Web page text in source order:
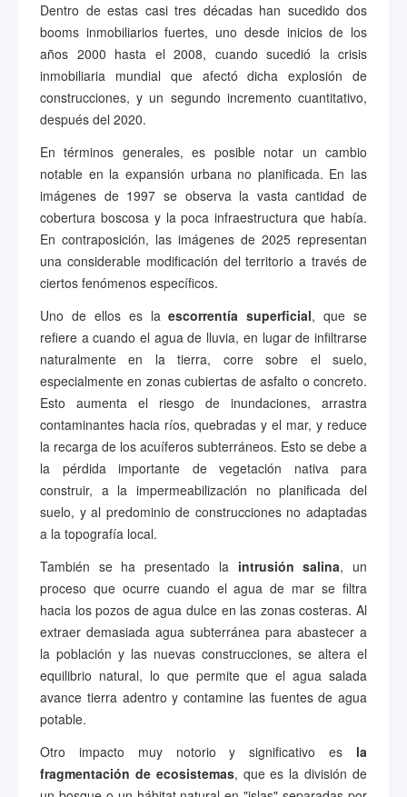
Dentro de estas casi tres décadas han sucedido dos
booms inmobiliarios fuertes, uno desde inicios de los
años 2000 hasta el 2008, cuando sucedió la crisis
inmobiliaria mundial que afectó dicha explosión de
construcciones, y un segundo incremento cuantitativo,
después del 2020.
En términos generales, es posible notar un cambio
notable en la expansión urbana no planificada. En las
imágenes de 1997 se observa la vasta cantidad de
cobertura boscosa y la poca infraestructura que había.
En contraposición, las imágenes de 2025 representan
una considerable modificación del territorio a través de
ciertos fenómenos específicos.
Uno de ellos es laescorrentía superficial, que se
refiere a cuando el agua de lluvia, en lugar de infiltrarse
naturalmente en la tierra, corre sobre el suelo,
especialmente en zonas cubiertas de asfalto o concreto.
Esto aumenta el riesgo de inundaciones, arrastra
contaminantes hacia ríos, quebradas y el mar, y reduce
la recarga de los acuíferos subterráneos. Esto se debe a
la pérdida importante de vegetación nativa para
construir, a la impermeabilización no planificada del
suelo, y al predominio de construcciones no adaptadas
a la topografía local.
También se ha presentado la intrusión salina, un
proceso que ocurre cuando el agua de mar se filtra
hacia los pozos de agua dulce en las zonas costeras. Al
extraer demasiada agua subterránea para abastecer a
la población y las nuevas construcciones, se altera el
equilibrio natural, lo que permite que el agua salada
avance tierra adentro y contamine las fuentes de agua
potable.
Otro impacto muy notorio y significativo es la
fragmentación de ecosistemas, que es la división de